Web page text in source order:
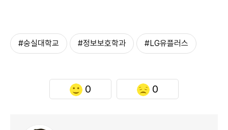
#숭실대학교 #정보보호학과 #LG유플러스
0 0